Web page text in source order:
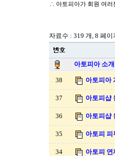
∴ 아토피아가 회원 여러
자료수 : 319 개, 8 페이
아토피아 소개
38 아토피아
37 아토피샵
36 아토피샵
35 아토피
34 아토피